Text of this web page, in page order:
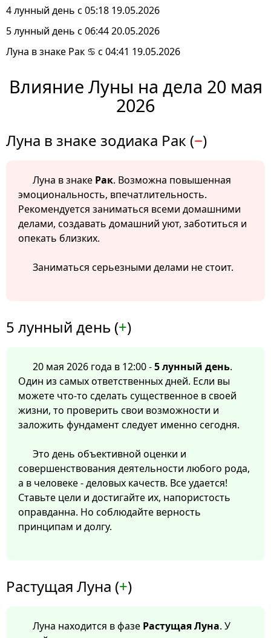
4 лунный день с 05:18 19.05.2026
5 лунный день с 06:44 20.05.2026
Луна в знаке Рак ♋ с 04:41 19.05.2026
Влияние Луны на дела 20 мая
2026
Луна в знаке зодиака Рак (−)
Луна в знаке Рак. Возможна повышенная
эмоциональность, впечатлительность.
Рекомендуется заниматься всеми домашними
делами, создавать домашний уют, заботиться и
опекать близких.
Заниматься серьезными делами не стоит.
5 лунный день (+)
20 мая 2026 года в 12:00 -5 лунный день.
Один из самых ответственных дней. Если вы
можете что-то сделать существенное в своей
жизни, то проверить свои возможности и
заложить фундамент следует именно сегодня.
Это день объективной оценки и
совершенствования деятельности любого рода,
а в человеке - деловых качеств. Все удается!
Ставьте цели и достигайте их, напористость
оправданна. Но соблюдайте верность
принципам и долгу.
Растущая Луна (+)
Луна находится в фазе Растущая Луна. У